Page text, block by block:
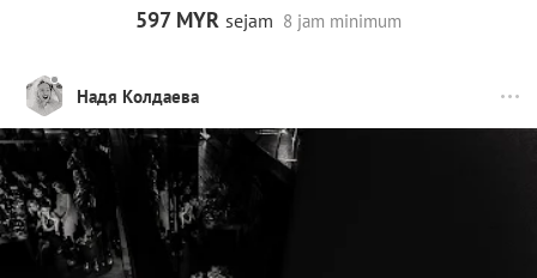
597 MYR sejam 8 jam minimum
Надя Колдаева